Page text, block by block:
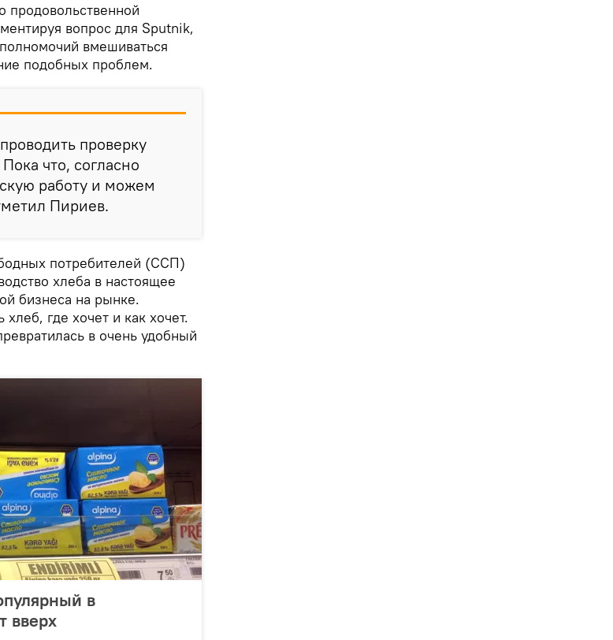
продовольственной
вопрос для Sputnik,
вмешиваться
подобных проблем.
проверку
что, согласно
работу и можем
Пириев.
потребителей (ССП)
хлеба в настоящее
бизнеса на рынке.
где хочет и как хочет.
в очень удобный
в
вверх